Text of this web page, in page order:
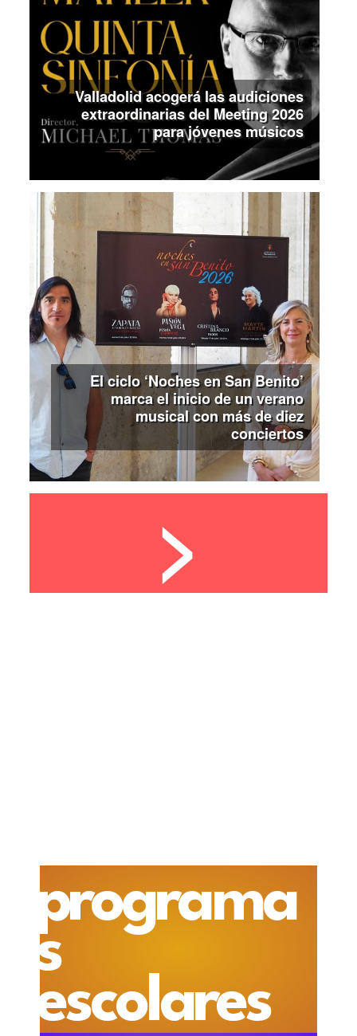
Valladolid acogerá las audiciones
extraordinarias del Meeting 2026
para jóvenes músicos
El ciclo ‘Noches en San Benito’
marca el inicio de un verano
musical con más de diez
conciertos
>
programa
s
escolares